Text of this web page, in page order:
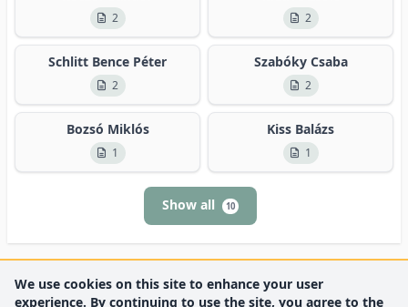
2 2
Schlitt Bence Péter
2
Szabóky Csaba
2
Bozsó Miklós
1
Kiss Balázs
1
Show all 10
We use cookies on this site to enhance your user
experience. By continuing to use the site, you agree to the